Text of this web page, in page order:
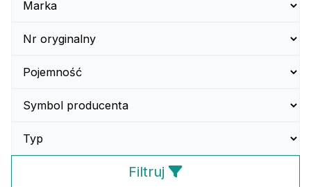
Filtruj